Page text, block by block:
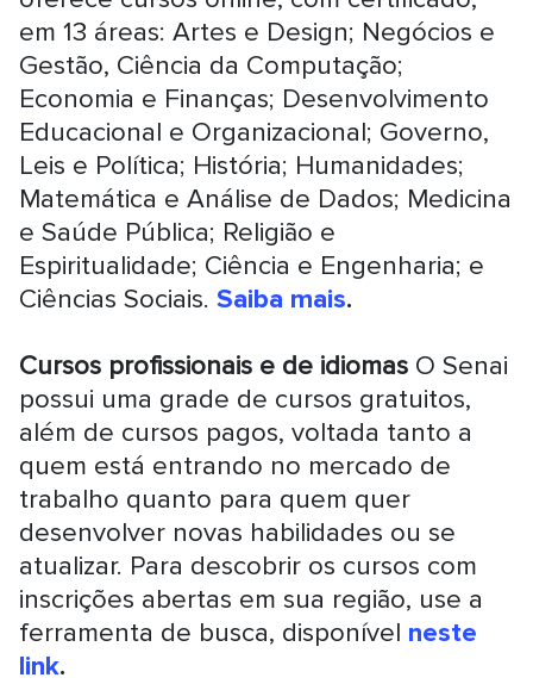
em 13 áreas: Artes e Design; Negócios e
Gestão, Ciência da Computação;
Economia e Finanças; Desenvolvimento
Educacional e Organizacional; Governo,
Leis e Política; História; Humanidades;
Matemática e Análise de Dados; Medicina
e Saúde Pública; Religião e
Espiritualidade; Ciência e Engenharia; e
Ciências Sociais. Saiba mais.
Cursos profissionais e de idiomas O Senai
possui uma grade de cursos gratuitos,
além de cursos pagos, voltada tanto a
quem está entrando no mercado de
trabalho quanto para quem quer
desenvolver novas habilidades ou se
atualizar. Para descobrir os cursos com
inscrições abertas em sua região, use a
ferramenta de busca, disponível neste
link.